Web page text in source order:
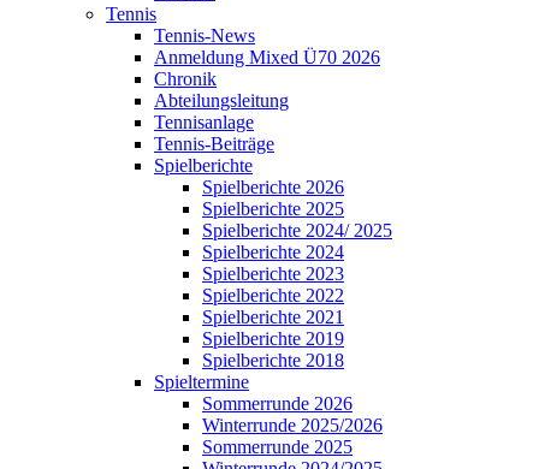
Tennis
Tennis-News
Anmeldung Mixed Ü70 2026
Chronik
Abteilungsleitung
Tennisanlage
Tennis-Beiträge
Spielberichte
Spielberichte 2026
Spielberichte 2025
Spielberichte 2024/ 2025
Spielberichte 2024
Spielberichte 2023
Spielberichte 2022
Spielberichte 2021
Spielberichte 2019
Spielberichte 2018
Spieltermine
Sommerrunde 2026
Winterrunde 2025/2026
Sommerrunde 2025